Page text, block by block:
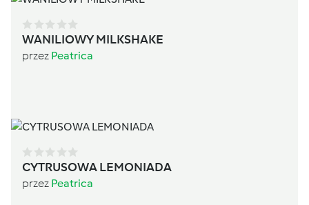
WANILIOWY MILKSHAKE
przez Peatrica
CYTRUSOWA LEMONIADA
przez Peatrica